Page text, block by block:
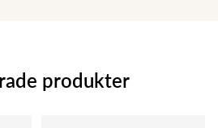
produkter